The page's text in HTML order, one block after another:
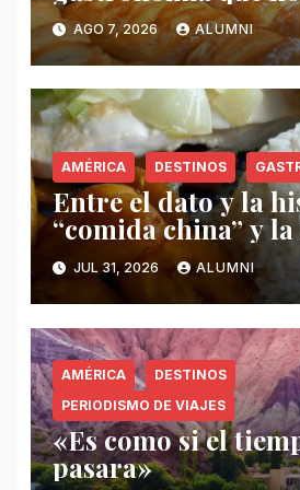
AGO 7, 2026 ALUMNI
AMÉRICA DESTINOS
Entre el dato y la
“comida china” y
invisible en Puerto
JUL 31, 2026 ALUMNI
AMÉRICA
DESTINOS
PERIODISMO DE VIAJES
«Es como si el
pasara»